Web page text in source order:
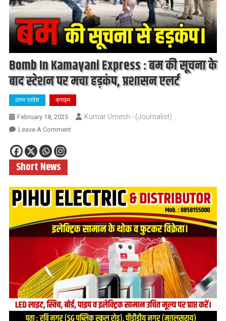
Bomb In Kamayani Express : बम की सूचना के
बाद स्टेशन पर मचा हड़कंप, प्रशासन एलर्ट
उत्तर प्रदेश क्राइम
February 18, 2025 Kumar Umesh - (Journalist)
Leave A CommentOn
:
की
सूचना
के
बाद
स्टेशन
पर
मचा
हड़कंप,
प्रशासन
एलर्ट
Short News_.